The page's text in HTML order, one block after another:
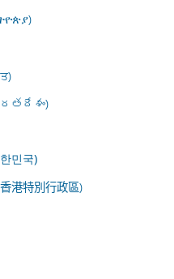
민국)
港特別行政區)